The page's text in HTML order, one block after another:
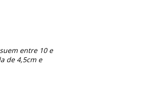
entre 10 e
de 4,5cm e